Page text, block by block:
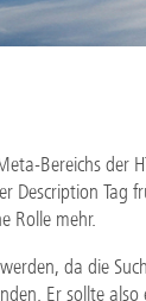
Bereichs
Description
Rolle mehr.
da die
Er sollte